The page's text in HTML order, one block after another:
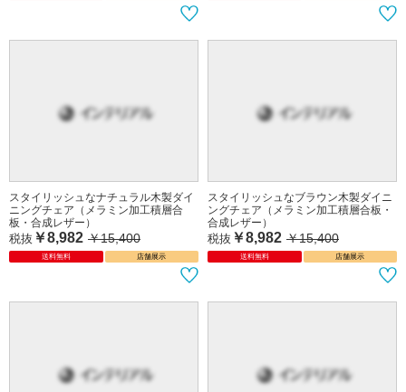
スタイリッシュなナチュラル木製ダイ
ニングチェア（メラミン加工積層合
板・合成レザー）
税抜 ￥8,982 ￥15,400
送料無料 店舗展示
スタイリッシュなブラウン木製ダイニ
ングチェア（メラミン加工積層合板・
合成レザー）
税抜 ￥8,982 ￥15,400
送料無料 店舗展示